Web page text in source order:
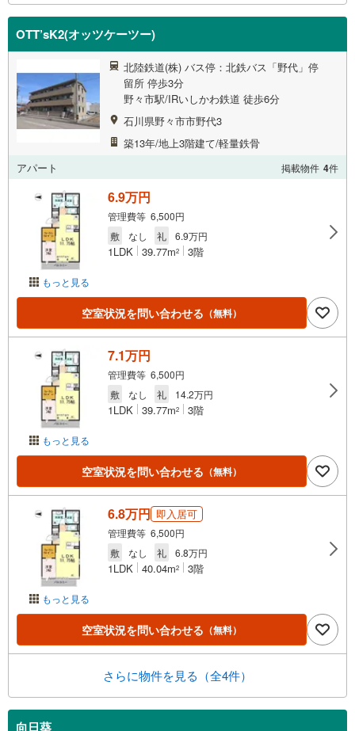
OTT’sK2(オッツケーツー)
北陸鉄道(株) バス停：北鉄バス「野代」停
留所 停歩3分
野々市駅/IRいしかわ鉄道 徒歩6分
石川県野々市市野代3
築13年/地上3階建て/軽量鉄骨
アパート
掲載物件 4件
もっと見る
6.9万円
管理費等 6,500円
敷
なし 礼 6.9万円
1LDK 39.77m2 3階
空室状況を問い合わせる （無料）
もっと見る
7.1万円
管理費等 6,500円
敷
なし 礼 14.2万円
1LDK 39.77m2 3階
空室状況を問い合わせる （無料）
もっと見る
6.8万円 即入居可
管理費等 6,500円
敷
なし 礼 6.8万円
1LDK 40.04m2 3階
空室状況を問い合わせる （無料）
さらに物件を見る（全4件）
向日葵